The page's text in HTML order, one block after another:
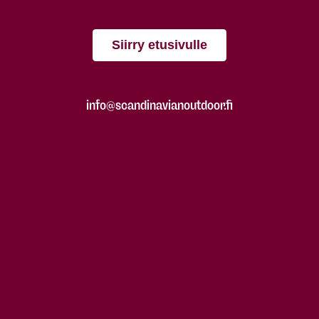
Siirry etusivulle
info@scandinavianoutdoor.fi